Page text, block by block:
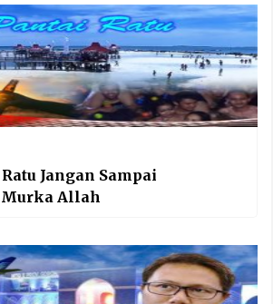
Jangan Sampai
Allah